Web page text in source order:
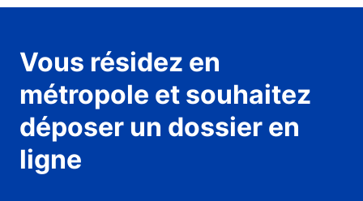
Vous résidez en
métropole et souhaitez
déposer un dossier en
ligne